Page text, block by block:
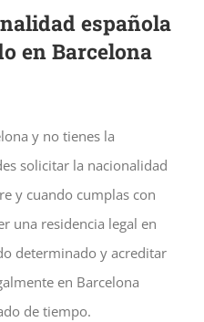
española
en Barcelona
y no tienes la
solicitar la nacionalidad
y cuando cumplas con
una residencia legal en
determinado y acreditar
en Barcelona
de tiempo.